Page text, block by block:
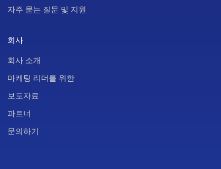
자주 묻는 질문 및 지원
회사
회사 소개
마케팅 리더를 위한
보도자료
파트너
문의하기